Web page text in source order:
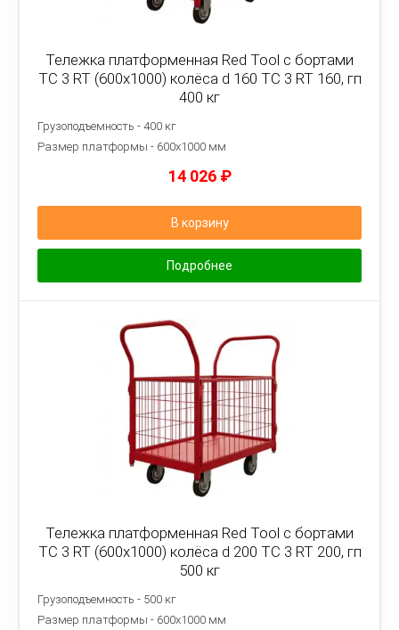
Тележка платформенная Red Tool с бортами
ТС 3 RT (600x1000) колёса d 160 ТС 3 RT 160, гп
400 кг
Грузоподъемность - 400 кг
Размер платформы - 600х1000 мм
14 026 ₽
В корзину
Подробнее
Тележка платформенная Red Tool с бортами
ТС 3 RT (600x1000) колёса d 200 ТС 3 RT 200, гп
500 кг
Грузоподъемность - 500 кг
Размер платформы - 600х1000 мм